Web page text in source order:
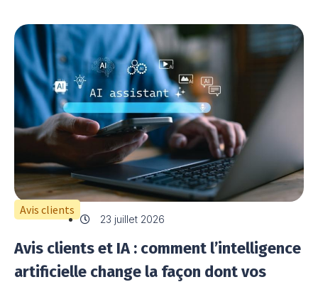
Avis clients
23 juillet 2026
Avis clients et IA : comment l’intelligence
artificielle change la façon dont vos